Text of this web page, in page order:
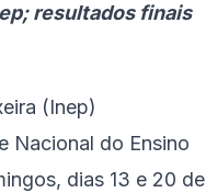
resultados finais
(Inep)
Nacional do Ensino
dias 13 e 20 de